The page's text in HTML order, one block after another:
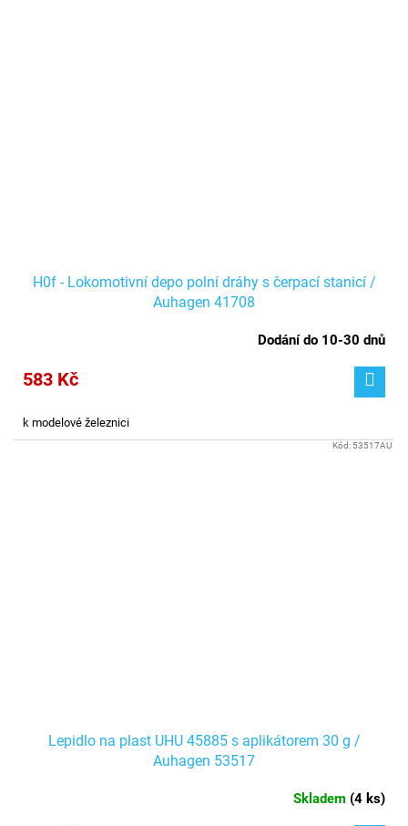
H0f - Lokomotivní depo polní dráhy s čerpací stanicí /
Auhagen 41708
Dodání do 10-30 dnů
583 Kč
k modelové železnici
Lepidlo na plast UHU 45885 s aplikátorem 30 g /
Auhagen 53517
Skladem (4 ks)
Kód: 53517AU